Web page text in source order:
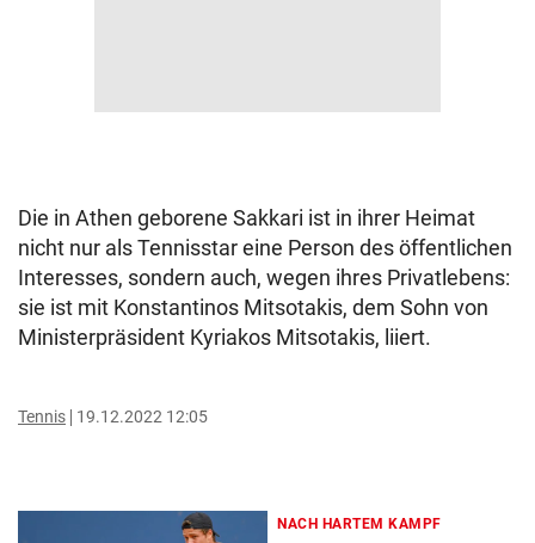
Die in Athen geborene Sakkari ist in ihrer Heimat
nicht nur als Tennisstar eine Person des öffentlichen
Interesses, sondern auch, wegen ihres Privatlebens:
sie ist mit Konstantinos Mitsotakis, dem Sohn von
Ministerpräsident Kyriakos Mitsotakis, liiert.
Tennis 19.12.2022 12:05
NACH HARTEM KAMPF